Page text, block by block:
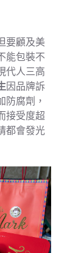
要顧及美
能包裝不
代人三高
因品牌訴
防腐劑，
接受度超
都會發光